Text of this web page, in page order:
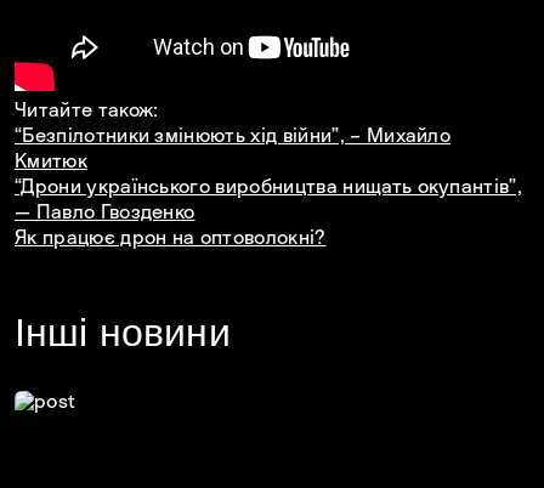
Читайте також:
“Безпілотники змінюють хід війни”, – Михайло
Кмитюк
“Дрони українського виробництва нищать окупантів”,
— Павло Гвозденко
Як працює дрон на оптоволокні?
Інші новини